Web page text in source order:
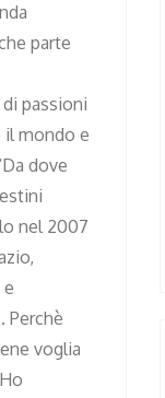
parte
passioni
il mondo e
dove
nel 2007
Perchè
voglia